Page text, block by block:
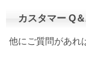
カスタマー Q
他にご質問があれ